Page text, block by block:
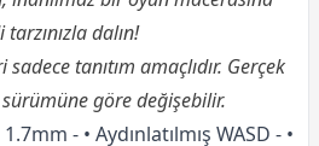
tarzınızla dalın!
tanıtım amaçlıdır. Gerçek
sürümüne göre değişebilir.
- • Aydınlatılmış WASD - •